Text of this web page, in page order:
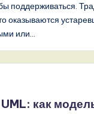
поддерживаться.
оказываются
или…
как